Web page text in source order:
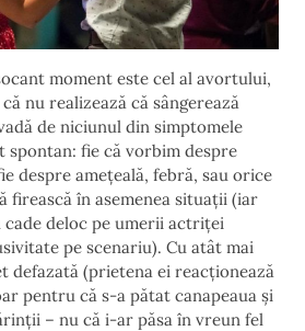
moment este cel al avortului,
nu realizează că sângerează
de niciunul din simptomele
spontan: fie că vorbim despre
despre amețeală, febră, sau orice
firească în asemenea situații (iar
cade deloc pe umerii actriței
pe scenariu). Cu atât mai
defazată (prietena ei reacționează
pentru că s-a pătat canapeaua și
– nu că i-ar păsa în vreun fel